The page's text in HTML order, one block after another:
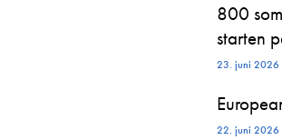
800
starten
23. juni 2026
22. juni 2026